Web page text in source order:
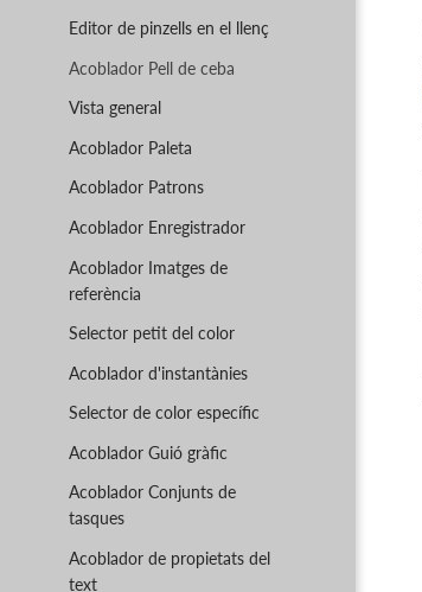
Editor de pinzells en el llenç
Acoblador Pell de ceba
Vista general
Acoblador Paleta
Acoblador Patrons
Acoblador Enregistrador
Acoblador Imatges de
referència
Selector petit del color
Acoblador d'instantànies
Selector de color específic
Acoblador Guió gràfic
Acoblador Conjunts de
tasques
Acoblador de propietats del
text